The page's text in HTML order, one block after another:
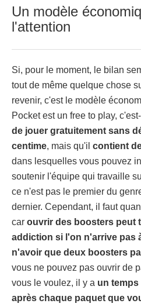
Un modèle
l'attention
Si, pour le moment, le bilan
tout de même quelque chose
revenir, c'est le modèle
Pocket est un free to play,
de jouer gratuitement sans
centime, mais qu'il contient
dans lesquelles vous pouvez
soutenir l'équipe qui travaille
ce n'est pas le premier du
dernier. Cependant, il faut
car ouvrir des boosters peut
addiction si l'on n'arrive pas
n'avoir que deux boosters
vous ne pouvez pas ouvrir de
vous le voulez, il y a un temps
après chaque paquet que